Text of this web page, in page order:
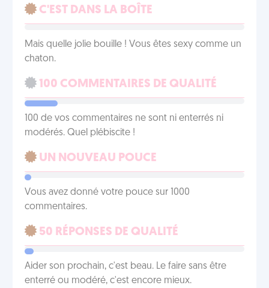
C'EST DANS LA BOÎTE
Mais quelle jolie bouille ! Vous êtes sexy comme un
chaton.
100 COMMENTAIRES DE QUALITÉ
100 de vos commentaires ne sont ni enterrés ni
modérés. Quel plébiscite !
UN NOUVEAU POUCE
Vous avez donné votre pouce sur 1000
commentaires.
50 RÉPONSES DE QUALITÉ
Aider son prochain, c'est beau. Le faire sans être
enterré ou modéré, c'est encore mieux.